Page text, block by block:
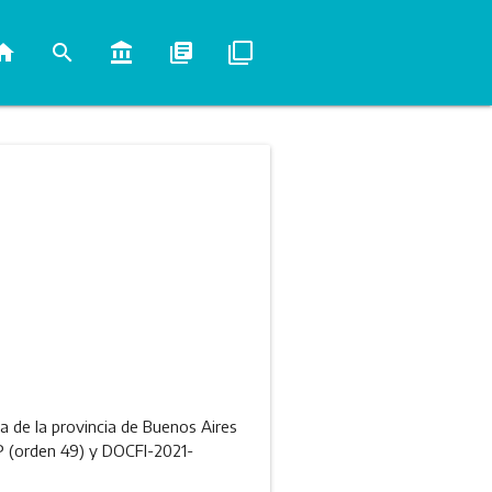
search account_balance library_books filter_none
de la provincia de Buenos Aires
(orden 49) y DOCFI-2021-